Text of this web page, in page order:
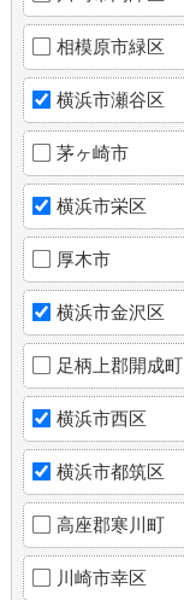
相模原市緑区
横浜市瀬谷区
茅ヶ崎市
横浜市栄区
厚木市
横浜市金沢区
足柄上郡開成町
横浜市西区
横浜市都筑区
高座郡寒川町
川崎市幸区